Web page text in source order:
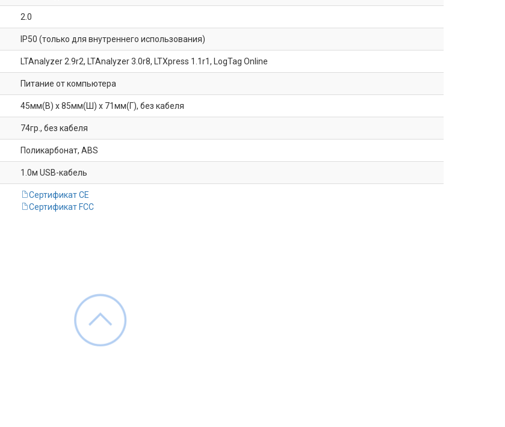
2.0
IP50 (только для внутреннего использования)
LTAnalyzer 2.9r2, LTAnalyzer 3.0r8, LTXpress 1.1r1, LogTag Online
Питание от компьютера
45мм(В) x 85мм(Ш) x 71мм(Г), без кабеля
74гр., без кабеля
Поликарбонат, ABS
1.0м USB-кабель
Сертификат CE
Сертификат FCC